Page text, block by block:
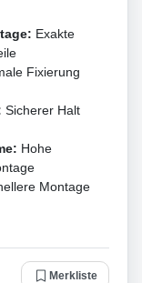
Exakte
Fixierung
Sicherer Halt
Hohe
Montage
Merkliste